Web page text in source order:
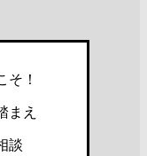
そ！
まえ
談